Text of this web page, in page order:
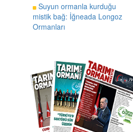
Suyun ormanla kurduğu
mistik bağ: İğneada Longoz
Ormanları